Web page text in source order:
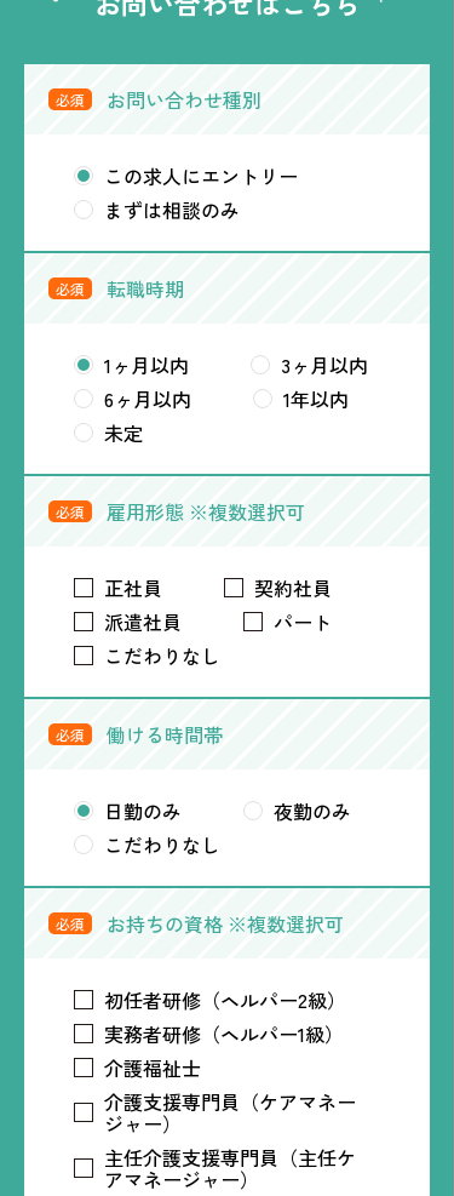
必須 お問い合わせ種別
この求人にエントリー
まずは相談のみ
必須 転職時期
1ヶ月以内
3ヶ月以内
6ヶ月以内
1年以内
未定
必須 雇用形態 ※複数選択可
正社員
契約社員
派遣社員
パート
こだわりなし
必須 働ける時間帯
日勤のみ
夜勤のみ
こだわりなし
必須 お持ちの資格 ※複数選択可
初任者研修（ヘルパー2級）
実務者研修（ヘルパー1級）
介護福祉士
介護支援専門員（ケアマネー
ジャー）
主任介護支援専門員（主任ケ
アマネージャー）